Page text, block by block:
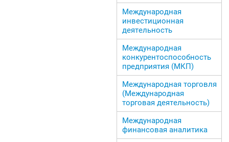
Международная
инвестиционная
деятельность
Международная
конкурентоспособность
предприятия (МКП)
Международная торговля
(Международная
торговая деятельность)
Международная
финансовая аналитика